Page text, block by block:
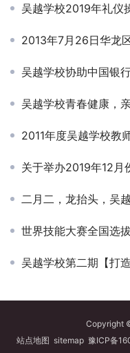
吴越学校2019年礼仪
2013年7月26日华龙
吴越学校协助中国银
吴越学校青春健康，
2011年度吴越学校教
关于举办2019年12月
二月二，龙抬头，吴
世界技能大赛全国选
吴越学校第二期【打
Copyright
站点地图 sitemap 豫ICP备